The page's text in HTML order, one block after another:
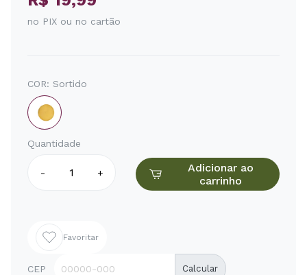
no PIX ou no cartão
COR: Sortido
Quantidade
- +
Adicionar ao
carrinho
Favoritar
CEP Calcular